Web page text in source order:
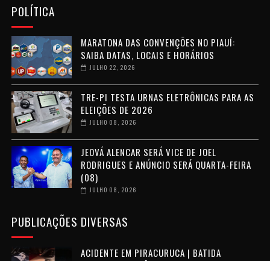
POLÍTICA
MARATONA DAS CONVENÇÕES NO PIAUÍ:
SAIBA DATAS, LOCAIS E HORÁRIOS
JULHO 22, 2026
TRE-PI TESTA URNAS ELETRÔNICAS PARA AS
ELEIÇÕES DE 2026
JULHO 08, 2026
JEOVÁ ALENCAR SERÁ VICE DE JOEL
RODRIGUES E ANÚNCIO SERÁ QUARTA-FEIRA
(08)
JULHO 08, 2026
PUBLICAÇÕES DIVERSAS
ACIDENTE EM PIRACURUCA | BATIDA